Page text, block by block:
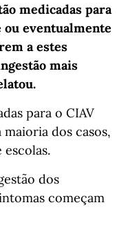
medicadas para
ou eventualmente
a estes
mais
para o CIAV
dos casos,
escolas.
dos
começam